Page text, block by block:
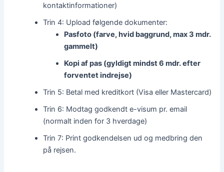
kontaktinformationer)
Trin 4: Upload følgende dokumenter:
Pasfoto (farve, hvid baggrund, max 3 mdr.
gammelt)
Kopi af pas (gyldigt mindst 6 mdr. efter
forventet indrejse)
Trin 5: Betal med kreditkort (Visa eller Mastercard)
Trin 6: Modtag godkendt e-visum pr. email
(normalt inden for 3 hverdage)
Trin 7: Print godkendelsen ud og medbring den
på rejsen.